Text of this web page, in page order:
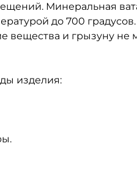
Минеральная
до 700
и грызуну не
изделия: